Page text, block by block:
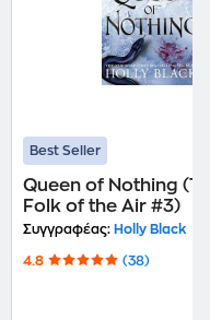
Best Seller
Queen of Nothing
Folk of the Air #3)
Συγγραφέας: Holly Black
4.8 (38)